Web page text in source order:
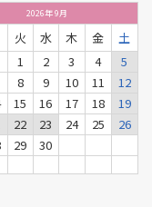
2026年9月
火 水 木 金
土
1
2 3 4
5
8 9 10 11
12
15 16 17 18
19
22 23 24 25
26
29 30